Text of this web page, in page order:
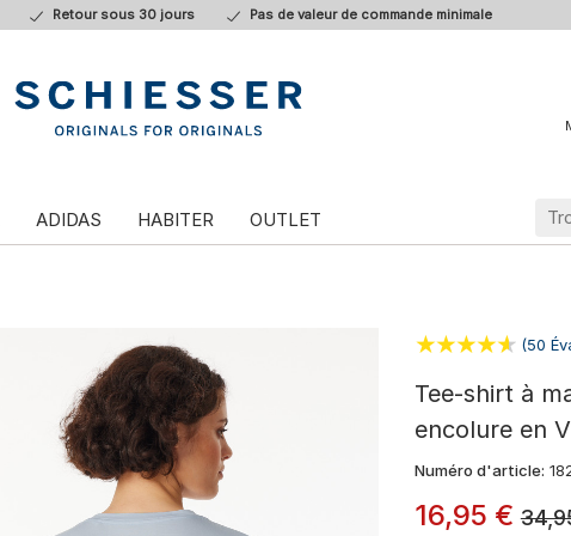
Retour sous 30 jours Pas de valeur de commande minimale
ADIDAS HABITER OUTLET
(50
Tee-shirt à
encolure en
Numéro d'article:
16,95 €